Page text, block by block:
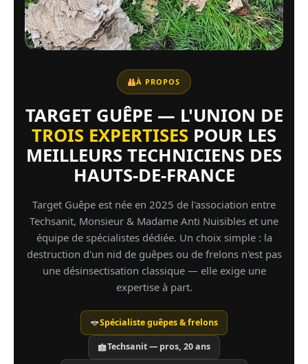
À PROPOS
TARGET GUÊPE — L'UNION DE
TROIS EXPERTISES POUR LES
MEILLEURS TECHNICIENS DES
HAUTS-DE-FRANCE
Target Guêpe est née en 2025 de l'association entre
Techsanit, Monsieur & Madame Anti Nuisibles et une
équipe de spécialistes dédiée. Un choix simple : la
destruction d'un nid de guêpes ou de frelons n'est pas
une désinsectisation classique — elle exige une
expertise à part.
Spécialiste guêpes & frelons
Techsanit — pros, 20 ans